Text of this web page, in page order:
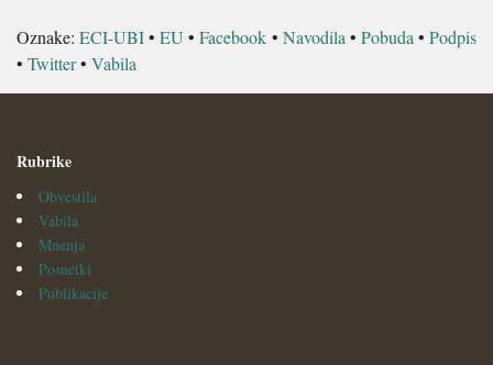
Oznake:ECI-UBI•EU •Facebook • Navodila • Pobuda •Podpis
• Twitter• Vabila
Rubrike
Obvestila
Vabila
Mnenja
Posnetki
Publikacije